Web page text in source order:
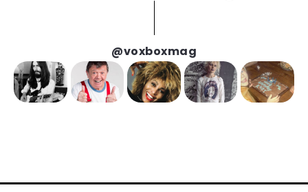
@voxboxmag